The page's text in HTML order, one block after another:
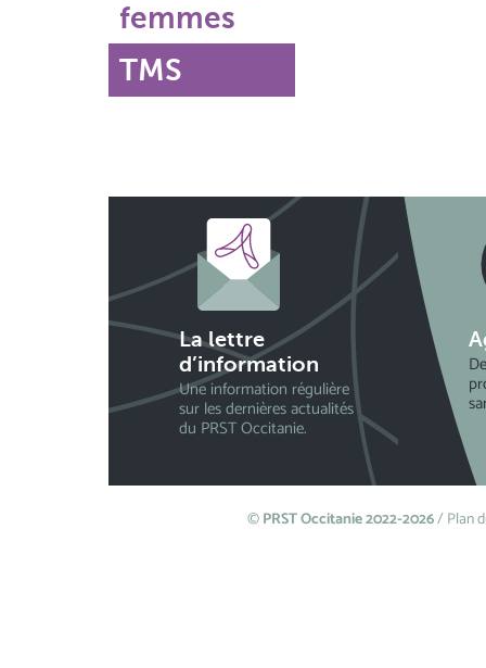
femmes
TMS
La lettre
d’information
Une information régulière
sur les dernières actualités
du PRST Occitanie.
©PRST Occitanie 2022-2026/Plan